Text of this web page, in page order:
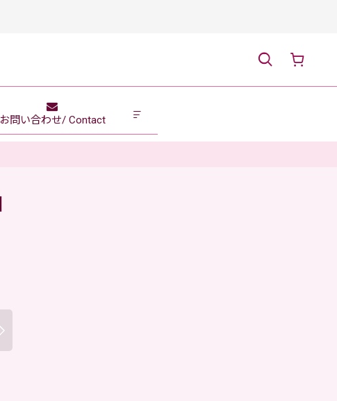
お問い合わせ/ Contact